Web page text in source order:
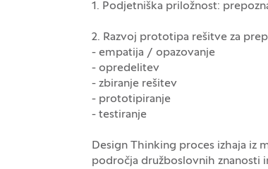
1. Podjetniška priložnost:
2. Razvoj prototipa rešitve za
- empatija / opazovanje
- opredelitev
- zbiranje rešitev
- prototipiranje
- testiranje
Design Thinking proces izhaja iz
področja družboslovnih znanosti